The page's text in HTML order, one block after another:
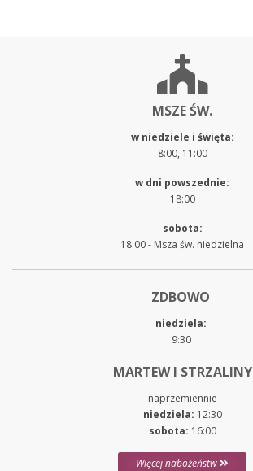
MSZE ŚW.
w niedziele i święta:
8:00, 11:00
w dni powszednie:
18:00
sobota:
18:00 - Msza św. niedzielna
ZDBOWO
niedziela:
9:30
MARTEW I STRZALINY
naprzemiennie
niedziela: 12:30
sobota: 16:00
Więcej nabożeństw